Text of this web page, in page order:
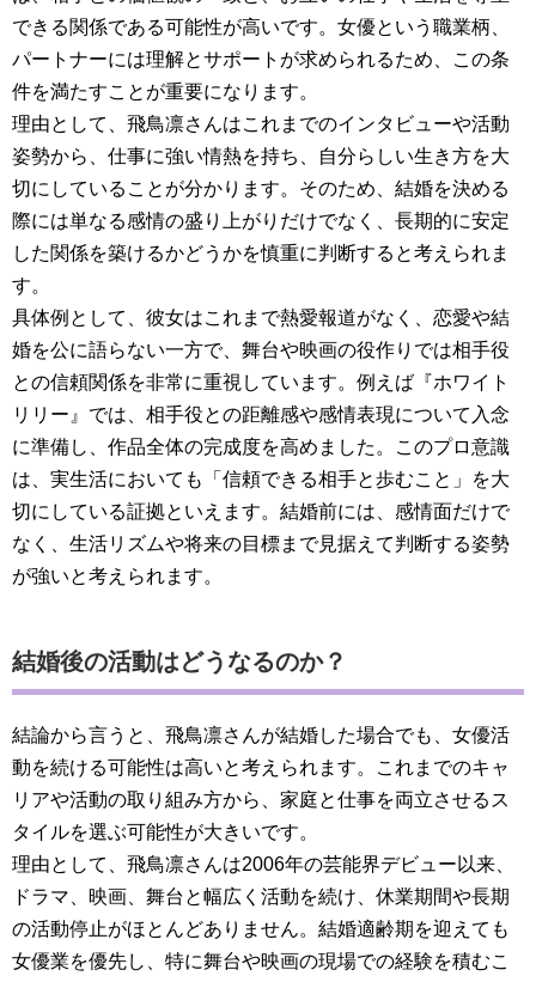
できる関係である可能性が高いです。女優という職業柄、
パートナーには理解とサポートが求められるため、この条
件を満たすことが重要になります。
理由として、飛鳥凛さんはこれまでのインタビューや活動
姿勢から、仕事に強い情熱を持ち、自分らしい生き方を大
切にしていることが分かります。そのため、結婚を決める
際には単なる感情の盛り上がりだけでなく、長期的に安定
した関係を築けるかどうかを慎重に判断すると考えられま
す。
具体例として、彼女はこれまで熱愛報道がなく、恋愛や結
婚を公に語らない一方で、舞台や映画の役作りでは相手役
との信頼関係を非常に重視しています。例えば『ホワイト
リリー』では、相手役との距離感や感情表現について入念
に準備し、作品全体の完成度を高めました。このプロ意識
は、実生活においても「信頼できる相手と歩むこと」を大
切にしている証拠といえます。結婚前には、感情面だけで
なく、生活リズムや将来の目標まで見据えて判断する姿勢
が強いと考えられます。
結婚後の活動はどうなるのか？
結論から言うと、飛鳥凛さんが結婚した場合でも、女優活
動を続ける可能性は高いと考えられます。これまでのキャ
リアや活動の取り組み方から、家庭と仕事を両立させるス
タイルを選ぶ可能性が大きいです。
理由として、飛鳥凛さんは2006年の芸能界デビュー以来、
ドラマ、映画、舞台と幅広く活動を続け、休業期間や長期
の活動停止がほとんどありません。結婚適齢期を迎えても
女優業を優先し、特に舞台や映画の現場での経験を積むこ